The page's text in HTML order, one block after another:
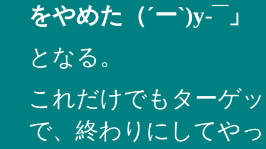
をやめた（´ー`)y-‾‾」
となる。
これだけでもターゲ
で、終わりにしてや